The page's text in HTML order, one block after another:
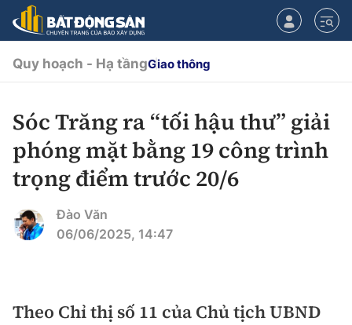
CHUYÊN MỤC
Chính sách
Quy hoạch hạ tầng
Nhà đầu tư
Quy hoạch - Hạ tầngGiao thông
Sóc Trăng ra “tối hậu thư” giải
phóng mặt bằng 19 công trình
trọng điểm trước 20/6
Đào Văn
06/06/2025, 14:47
Theo Chỉ thị số 11 của Chủ tịch UBND